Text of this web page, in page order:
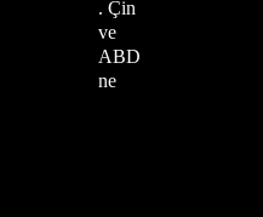
. Çin
ve
ABD
ne